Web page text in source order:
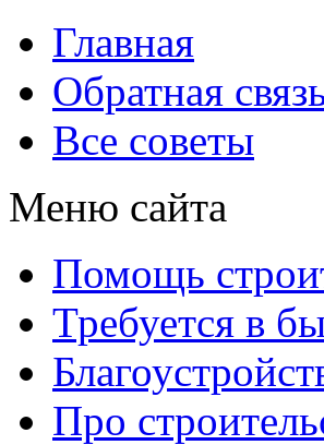
Главная
Обратная
Все советы
Меню сайта
Помощь
Требуется в
Про